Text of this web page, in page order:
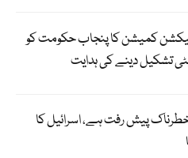
کمیشن کا پنجاب حکومت کو
تشکیل دینے کی ہدایت
خطرناک پیش رفت ہے، اسرائیل کا